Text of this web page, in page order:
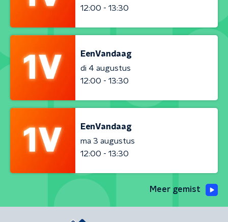
12:00 - 13:30
EenVandaag
di 4 augustus
12:00 - 13:30
EenVandaag
ma 3 augustus
12:00 - 13:30
Meer gemist